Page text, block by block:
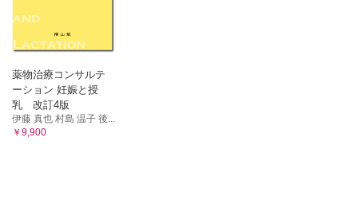
まとめ
家由香理〉
ICUで遭遇する主な皮膚疾患総論
ICUで遭遇する主な皮膚疾患各論
薬物治療コンサルテ
ーション 妊娠と授
乳 改訂4版
伊藤 真也 村島 温子 後...
￥9,900